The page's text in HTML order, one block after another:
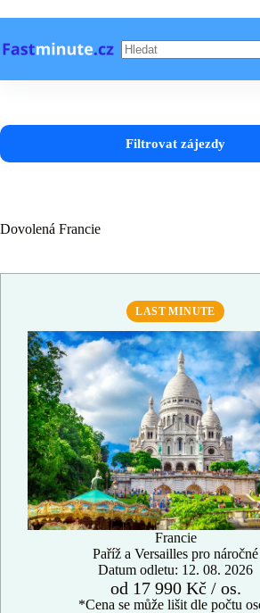
to
Dovolená Francie
LAST MINUTE
Francie
Paříž a Versailles pro náročné
Datum odletu: 12. 08. 2026
od 17 990 Kč / os.
*Cena se může lišit dle počtu
Filtrovat zájezdy